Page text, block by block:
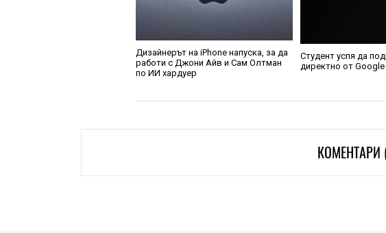
Дизайнерът на iPhone напуска, за да
работи с Джони Айв и Сам Олтман
по ИИ хардуер
Студент успя да
директно от Google
КОМЕНТАРИ